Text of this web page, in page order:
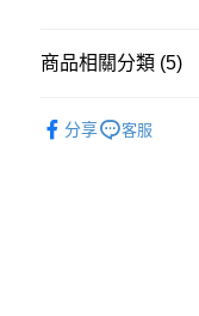
順豐自助櫃 - 確認發
商品相關分類 (5)
分享 客服